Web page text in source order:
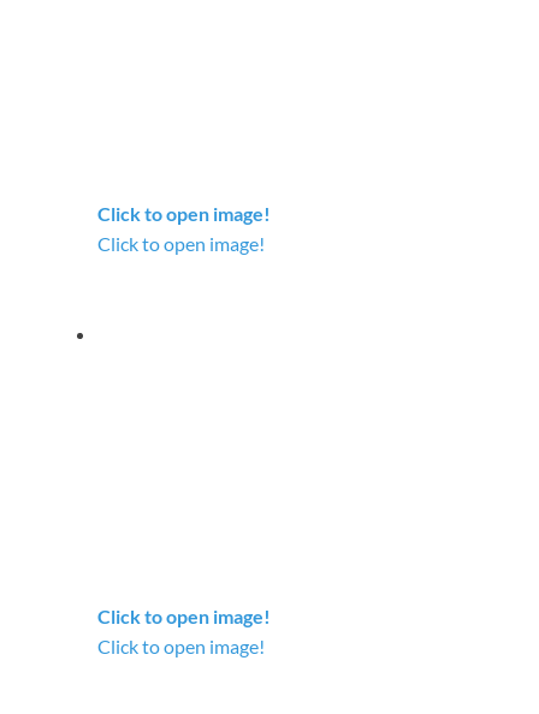
Click to open image!
Click to open image!
Click to open image!
Click to open image!